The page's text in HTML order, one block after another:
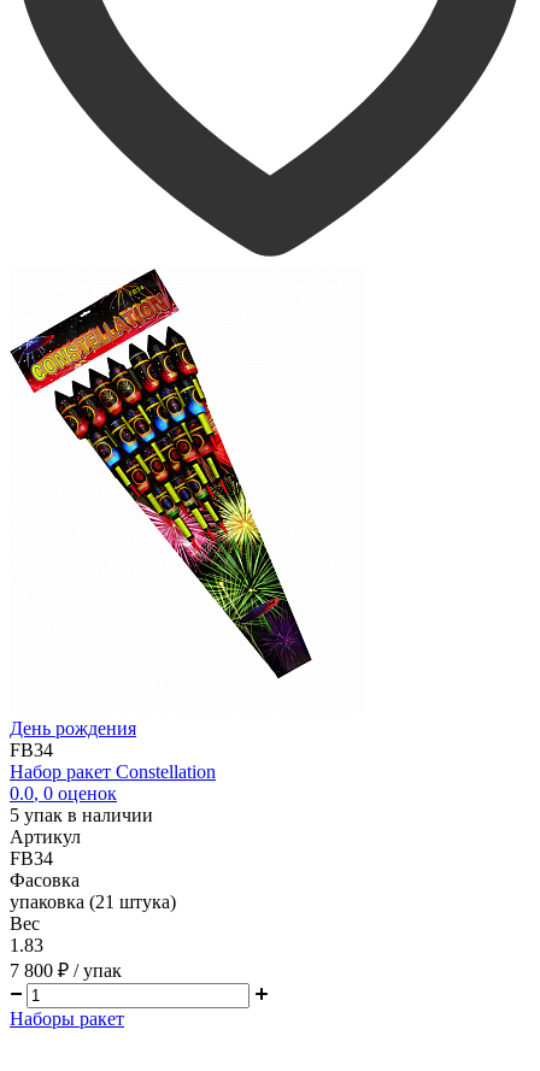
День рождения
FB34
Набор ракет Constellation
0.0, 0 оценок
5 упак в наличии
Артикул
FB34
Фасовка
упаковка (21 штука)
Вес
1.83
7 800 ₽ / упак
Наборы ракет